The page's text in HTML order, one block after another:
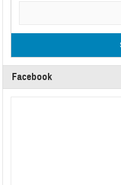
Facebook